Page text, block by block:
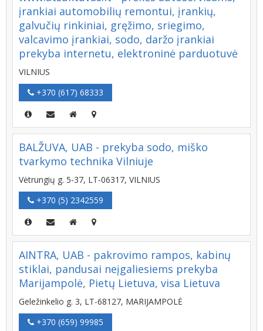
įrankiai automobilių remontui, įrankių,
galvučių rinkiniai, gręžimo, sriegimo,
valcavimo įrankiai, sodo, daržo įrankiai
prekyba internetu, elektroninė parduotuvė
VILNIUS
+370 (617) 68333
BALŽUVA, UAB - prekyba sodo, miško
tvarkymo technika Vilniuje
Vėtrungių g. 5-37, LT-06317, VILNIUS
+370 (5) 2342559
AINTRA, UAB - pakrovimo rampos, kabinų
stiklai, pandusai neįgaliesiems prekyba
Marijampolė, Pietų Lietuva, visa Lietuva
Geležinkelio g. 3, LT-68127, MARIJAMPOLĖ
+370 (659) 99985